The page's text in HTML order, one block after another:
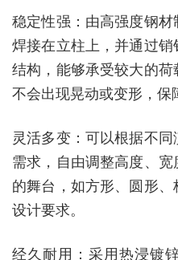
稳定性强：由高强度钢
焊接在立柱上，并通过
结构，能够承受较大的
不会出现晃动或变形，保
灵活多变：可以根据不
需求，自由调整高度、
的舞台，如方形、圆形
设计要求。
经久耐用：采用热浸镀